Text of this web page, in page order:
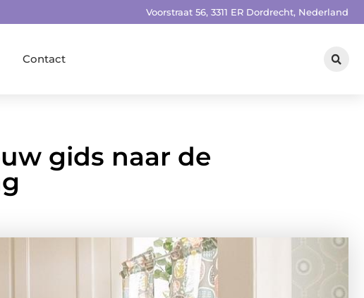
Voorstraat 56, 3311 ER Dordrecht, Nederland
Contact
gids naar de